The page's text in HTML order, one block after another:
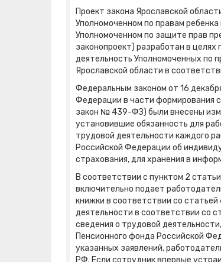
Проект закона Ярославской
Уполномоченном по правам
Уполномоченном по защите прав
законопроект) разработан в
деятельность Уполномоченных по
Ярославской области в
Федеральным законом от 16
Федерации в части формирования
закон № 439-ФЗ) были внесены
установившие обязанность для
трудовой деятельности каждого
Российской Федерации об
страхования, для хранения в
В соответствии с пунктом 2
включительно подает
книжки в соответствии со
деятельности в соответствии со
сведения о трудовой
Пенсионного фонда Российской
указанных заявлений,